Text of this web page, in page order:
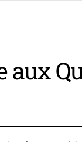
aux